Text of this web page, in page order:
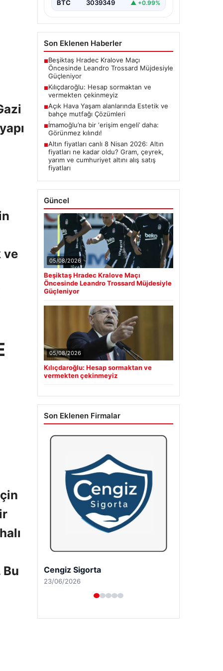
ve
Bu
BTC 3039349 ▲ +0.99%
Son Eklenen Haberler
■Beşiktaş Hradec Kralove Maçı
Öncesinde Leandro Trossard Müjdesiyle
Güçleniyor
■Kılıçdaroğlu: Hesap sormaktan ve
vermekten çekinmeyiz
■Açık Hava Yaşam alanlarında Estetik ve
bahçe mutfağı Çözümleri
■İmamoğlu’na bir ‘erişim engeli’ daha:
Görünmez kılındı!
■Altın fiyatları canlı 8 Nisan 2026: Altın
fiyatları ne kadar oldu? Gram, çeyrek,
yarım ve cumhuriyet altını alış satış
fiyatları
Güncel
05/08/2026
Beşiktaş Hradec Kralove Maçı
Öncesinde Leandro Trossard Müjdesiyle
Güçleniyor
05/08/2026
Kılıçdaroğlu: Hesap sormaktan ve
vermekten çekinmeyiz
Son Eklenen Firmalar
Hastaş Beton
26/05/2026